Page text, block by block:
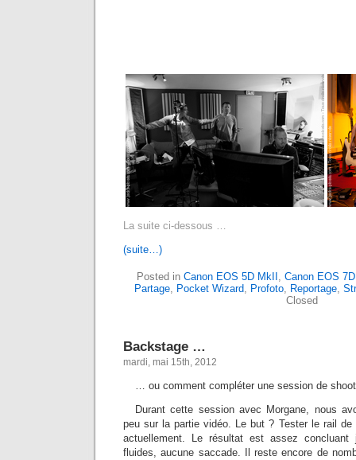
La suite ci-dessous …
(suite…)
Posted in Canon EOS 5D MkII , Canon EOS 7D
Partage, Pocket Wizard, Profoto, Reportage,
Closed
Backstage …
mardi, mai 15th, 2012
… ou comment compléter une session de
Durant cette session avec Morgane, nous
peu sur la partie vidéo. Le but ? Tester le rail de
actuellement. Le résultat est assez
fluides, aucune saccade. Il reste encore de